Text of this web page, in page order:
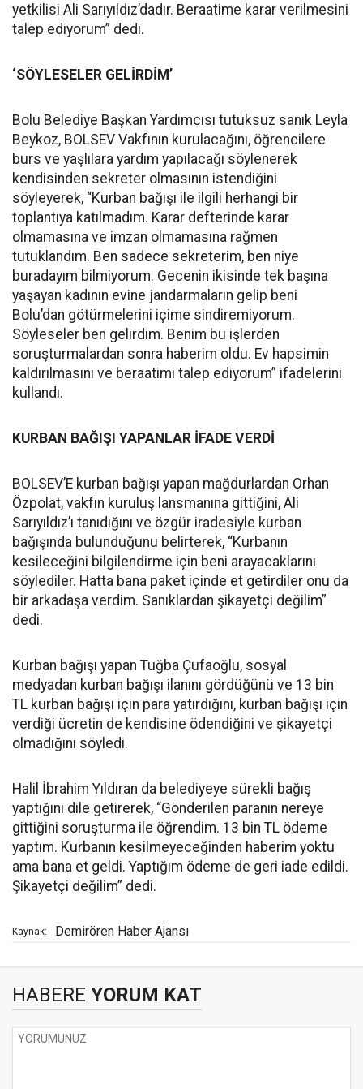
yetkilisi Ali Sarıyıldız’dadır. Beraatime karar verilmesini
talep ediyorum” dedi.
‘SÖYLESELER GELİRDİM’
Bolu Belediye Başkan Yardımcısı tutuksuz sanık Leyla
Beykoz, BOLSEV Vakfının kurulacağını, öğrencilere
burs ve yaşlılara yardım yapılacağı söylenerek
kendisinden sekreter olmasının istendiğini
söyleyerek, “Kurban bağışı ile ilgili herhangi bir
toplantıya katılmadım. Karar defterinde karar
olmamasına ve imzan olmamasına rağmen
tutuklandım. Ben sadece sekreterim, ben niye
buradayım bilmiyorum. Gecenin ikisinde tek başına
yaşayan kadının evine jandarmaların gelip beni
Bolu’dan götürmelerini içime sindiremiyorum.
Söyleseler ben gelirdim. Benim bu işlerden
soruşturmalardan sonra haberim oldu. Ev hapsimin
kaldırılmasını ve beraatimi talep ediyorum” ifadelerini
kullandı.
KURBAN BAĞIŞI YAPANLAR İFADE VERDİ
BOLSEV’E kurban bağışı yapan mağdurlardan Orhan
Özpolat, vakfın kuruluş lansmanına gittiğini, Ali
Sarıyıldız’ı tanıdığını ve özgür iradesiyle kurban
bağışında bulunduğunu belirterek, “Kurbanın
kesileceğini bilgilendirme için beni arayacaklarını
söylediler. Hatta bana paket içinde et getirdiler onu da
bir arkadaşa verdim. Sanıklardan şikayetçi değilim”
dedi.
Kurban bağışı yapan Tuğba Çufaoğlu, sosyal
medyadan kurban bağışı ilanını gördüğünü ve 13 bin
TL kurban bağışı için para yatırdığını, kurban bağışı için
verdiği ücretin de kendisine ödendiğini ve şikayetçi
olmadığını söyledi.
Halil İbrahim Yıldıran da belediyeye sürekli bağış
yaptığını dile getirerek, “Gönderilen paranın nereye
gittiğini soruşturma ile öğrendim. 13 bin TL ödeme
yaptım. Kurbanın kesilmeyeceğinden haberim yoktu
ama bana et geldi. Yaptığım ödeme de geri iade edildi.
Şikayetçi değilim” dedi.
Kaynak: Demirören Haber Ajansı
HABERE YORUM KAT